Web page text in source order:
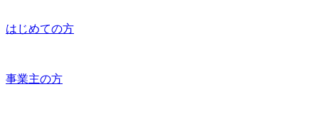
はじめての方
事業主の方